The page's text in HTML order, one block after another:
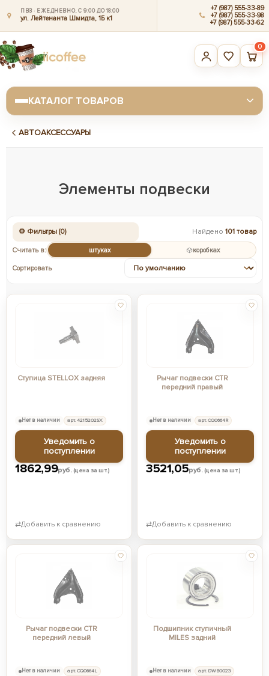
ПВЗ · ЕЖЕДНЕВНО, С 9:00 ДО 18:00
ул. Лейтенанта Шмидта, 1Б к1
+7 (987) 555-33-89
+7 (987) 555-33-98
+7 (987) 555-33-62
0
КАТАЛОГ ТОВАРОВ
АВТОАКСЕССУАРЫ
Элементы подвески
⚙ Фильтры (0) Найдено 101 товар
Считать в: штуках коробках
Сортировать
Ступица STELLOX задняя
1862,99руб.(цена за шт.)
Нет в наличии арт. 4215202SX
Уведомить о
поступлении
⇄Добавить к сравнению
Рычаг подвески CTR
передний правый
3521,05руб.(цена за шт.)
Нет в наличии арт. CQ0664R
Уведомить о
поступлении
⇄Добавить к сравнению
Рычаг подвески CTR
передний левый
Нет в наличии арт. CQ0664L
Подшипник ступичный
MILES задний
Нет в наличии арт. DWB0023